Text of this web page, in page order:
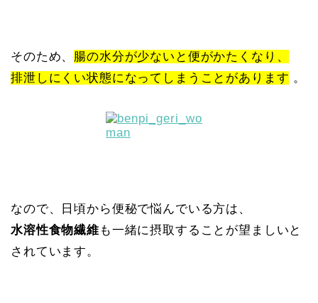
そのため、 腸の水分が少ないと便がかたくなり、
排泄しにくい状態になってしまうことがあります 。
なので、日頃から便秘で悩んでいる方は、
水溶性食物繊維 も一緒に摂取することが望ましいと
されています。